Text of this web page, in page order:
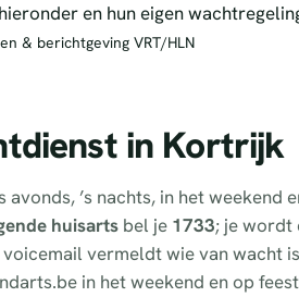
en hun eigen
& berichtgeving VRT/HLN
in Kortrijk
avonds, ’s nachts, in het
huisarts bel je 1733; je wordt
vermeldt wie van wacht
in het weekend en op